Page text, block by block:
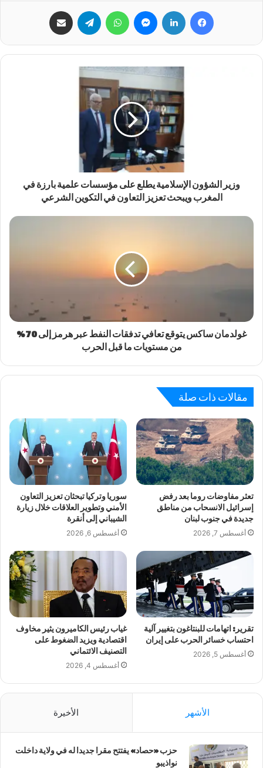
فيسبوك لينكدإن ماسنجر واتساب تيلقرام
وزير الشؤون الإسلامية يطلع على مؤسسات علمية بارزة في
المغرب ويبحث تعزيز التعاون في التكوين الشرعي
غولدمان ساكس يتوقع تعافي تدفقات النفط عبر هرمز إلى 70%
من مستويات ما قبل الحرب
مقالات ذات صلة
تعثر مفاوضات روما بعد رفض
إسرائيل الانسحاب من مناطق
جديدة في جنوب لبنان
أغسطس 7, 2026
سوريا وتركيا تبحثان تعزيز التعاون
الأمني وتطوير العلاقات خلال زيارة
الشيباني إلى أنقرة
أغسطس 6, 2026
تقرير: اتهامات للبنتاغون بتغيير آلية
احتساب خسائر الحرب على إيران
أغسطس 5, 2026
غياب رئيس الكاميرون يثير مخاوف
اقتصادية ويزيد الضغوط على
التصنيف الائتماني
أغسطس 4, 2026
الأشهر الأخيرة
حزب «حصاد» يفتتح مقرا جديدا له في ولاية داخلت
نواذيبو